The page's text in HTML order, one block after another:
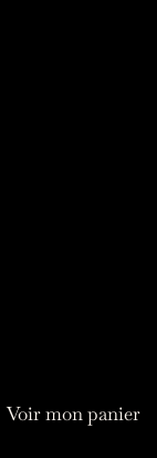
Voir mon panier